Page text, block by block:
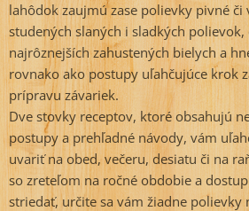
lahôdok zaujmú zase polievky pivné či
studených slaných i sladkých
najrôznejších zahustených bielych a
rovnako ako postupy uľahčujúce krok
prípravu závariek.
Dve stovky receptov, ktoré obsahujú
postupy a prehľadné návody, vám
uvariť na obed, večeru, desiatu či na
so zreteľom na ročné obdobie a
striedať, určite sa vám žiadne polievky